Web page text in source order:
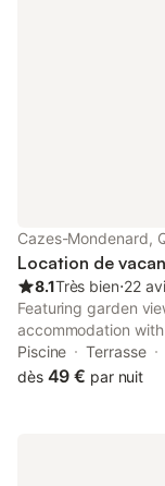
Cazes-Mondenard,
Location de
8.1Très bien⋅22
Featuring garden
accommodation
km from Roucous
terrace and free
Piscine Terrasse
dès 49 € par nuit